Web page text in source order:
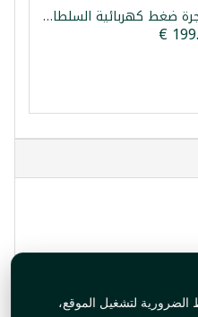
الضرورية لتشغيل الموقع،
طنجرة ضغط كهربائية السلطان 15 لتر